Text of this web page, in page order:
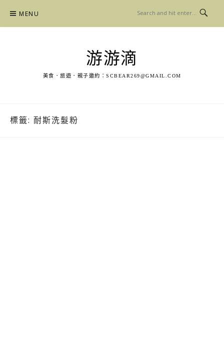
content
MENU
游游滴
美食．旅遊．親子邀約： SCBEAR269@GMAIL.COM
標籤: 耐斯洗髮粉